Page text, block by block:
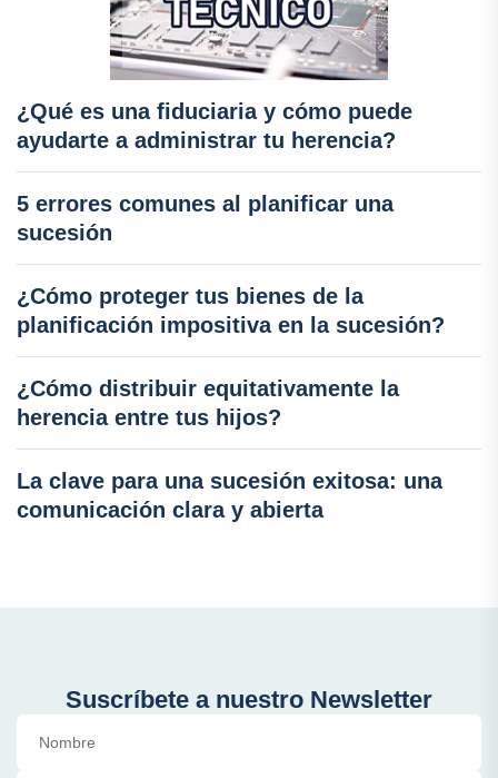
¿Qué es una fiduciaria y cómo puede
ayudarte a administrar tu herencia?
5 errores comunes al planificar una
sucesión
¿Cómo proteger tus bienes de la
planificación impositiva en la sucesión?
¿Cómo distribuir equitativamente la
herencia entre tus hijos?
La clave para una sucesión exitosa: una
comunicación clara y abierta
Suscríbete a nuestro Newsletter